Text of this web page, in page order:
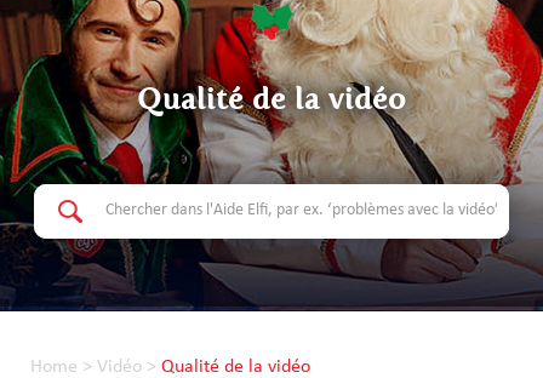
Qualité de la vidéo
Home > Vidéo > Qualité de la vidéo